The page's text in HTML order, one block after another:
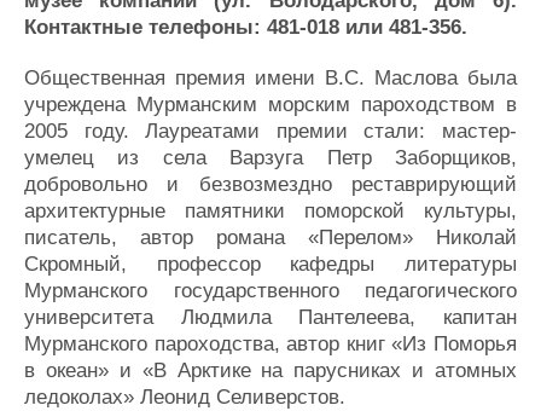
Конференции
Личности
Словарь
Флот
Форум
Отзывы
Все службы
Контактные телефоны: 481-018 или 481-356.
Общественная премия имени В.С. Маслова была
учреждена Мурманским морским пароходством в
2005 году. Лауреатами премии стали: мастер-
умелец из села Варзуга Петр Заборщиков,
добровольно и безвозмездно реставрирующий
архитектурные памятники поморской культуры,
писатель, автор романа «Перелом» Николай
Скромный, профессор кафедры литературы
Мурманского государственного педагогического
университета Людмила Пантелеева, капитан
Мурманского пароходства, автор книг «Из Поморья
в океан» и «В Арктике на парусниках и атомных
ледоколах» Леонид Селиверстов.